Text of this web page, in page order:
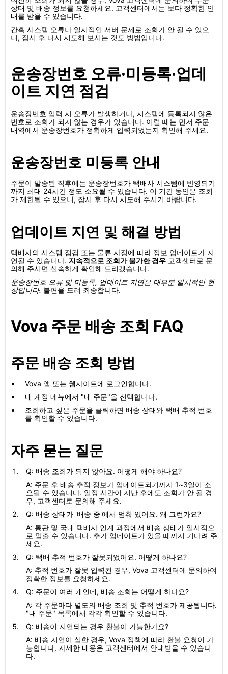
상태 및 배송 정보를 요청하세요. 고객센터에서는 보다 정확한 안
내를 받을 수 있습니다.
간혹 시스템 오류나 일시적인 서버 문제로 조회가 안 될 수 있으
니, 잠시 후 다시 시도해 보시는 것도 방법입니다.
운송장번호 오류·미등록·업데
이트 지연 점검
운송장번호 입력 시 오류가 발생하거나, 시스템에 등록되지 않은
번호로 조회가 되지 않는 경우가 있습니다. 이럴 때는 먼저 주문
내역에서 운송장번호가 정확하게 입력되었는지 확인해 주세요.
운송장번호 미등록 안내
주문이 발송된 직후에는 운송장번호가 택배사 시스템에 반영되기
까지 최대 24시간 정도 소요될 수 있습니다. 이 기간 동안은 조회
가 제한될 수 있으니, 잠시 후 다시 시도해 주시기 바랍니다.
업데이트 지연 및 해결 방법
택배사의 시스템 점검 또는 물류 사정에 따라 정보 업데이트가 지
연될 수 있습니다. 지속적으로 조회가 불가한 경우 고객센터로 문
의해 주시면 신속하게 확인해 드리겠습니다.
운송장번호 오류 및 미등록, 업데이트 지연은 대부분 일시적인 현
상입니다. 불편을 드려 죄송합니다.
Vova 주문 배송 조회 FAQ
주문 배송 조회 방법
Vova 앱 또는 웹사이트에 로그인합니다.
내 계정 메뉴에서 "내 주문"을 선택합니다.
조회하고 싶은 주문을 클릭하면 배송 상태와 택배 추적 번호
를 확인할 수 있습니다.
자주 묻는 질문
Q: 배송 조회가 되지 않아요. 어떻게 해야 하나요?
A: 주문 후 배송 추적 정보가 업데이트되기까지 1~3일이 소
요될 수 있습니다. 일정 시간이 지난 후에도 조회가 안 될 경
우, 고객센터로 문의해 주세요.
Q: 배송 상태가 '배송 중'에서 멈춰 있어요. 왜 그런가요?
A: 통관 및 국내 택배사 인계 과정에서 배송 상태가 일시적으
로 멈출 수 있습니다. 추가 업데이트가 있을 때까지 기다려 주
세요.
Q: 택배 추적 번호가 잘못되었어요. 어떻게 하나요?
A: 추적 번호가 잘못 입력된 경우, Vova 고객센터에 문의하여
정확한 정보를 요청하세요.
Q: 주문이 여러 개인데, 배송 조회는 어떻게 하나요?
A: 각 주문마다 별도의 배송 조회 및 추적 번호가 제공됩니다.
"내 주문" 목록에서 각각 확인할 수 있습니다.
Q: 배송이 지연되는 경우 환불이 가능한가요?
A: 배송 지연이 심한 경우, Vova 정책에 따라 환불 요청이 가
능합니다. 자세한 내용은 고객센터에서 안내받을 수 있습니
다.